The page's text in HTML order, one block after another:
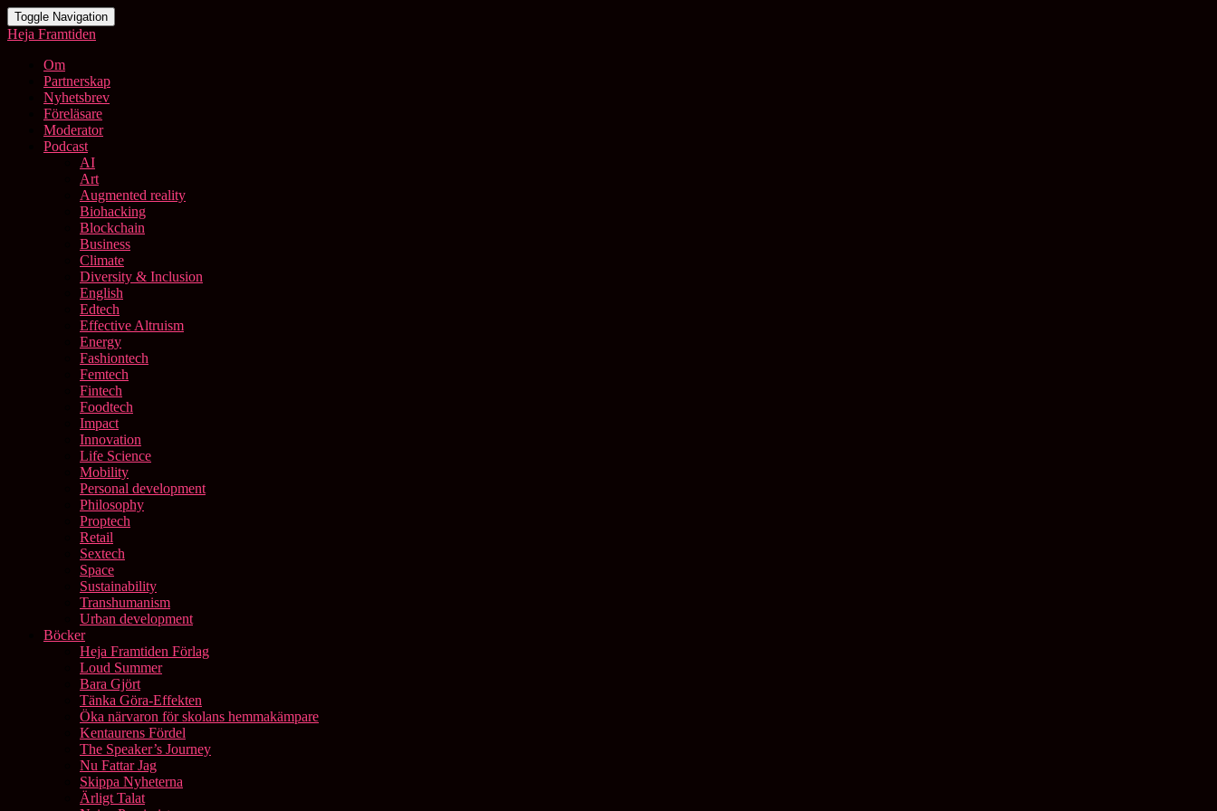
Toggle Navigation
Heja Framtiden
Om
Partnerskap
Nyhetsbrev
Föreläsare
Moderator
Podcast
AI
Art
Augmented reality
Biohacking
Blockchain
Business
Climate
Diversity & Inclusion
English
Edtech
Effective Altruism
Energy
Fashiontech
Femtech
Fintech
Foodtech
Impact
Innovation
Life Science
Mobility
Personal development
Philosophy
Proptech
Retail
Sextech
Space
Sustainability
Transhumanism
Urban development
Böcker
Heja Framtiden Förlag
Loud Summer
Bara Gjört
Tänka Göra-Effekten
Öka närvaron för skolans hemmakämpare
Kentaurens Fördel
The Speaker’s Journey
Nu Fattar Jag
Skippa Nyheterna
Ärligt Talat